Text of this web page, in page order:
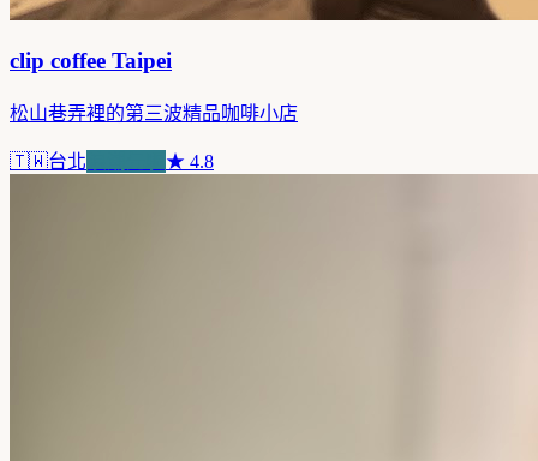
clip coffee Taipei
松山巷弄裡的第三波精品咖啡小店
🇹🇼台北 ★ 4.8